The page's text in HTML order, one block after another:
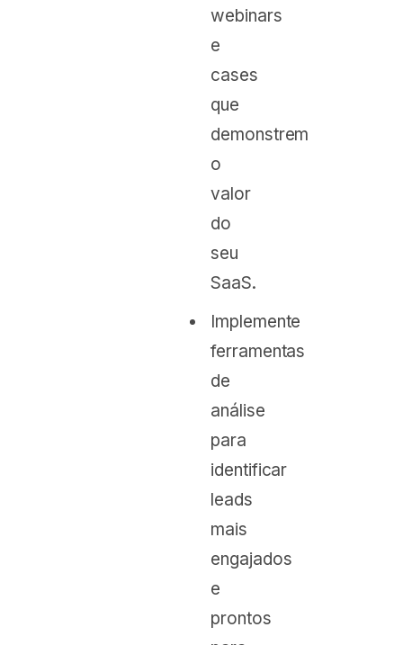
webinars
e
cases
que
demonstrem
o
valor
do
seu
SaaS.
Implemente
ferramentas
de
análise
para
identificar
leads
mais
engajados
e
prontos